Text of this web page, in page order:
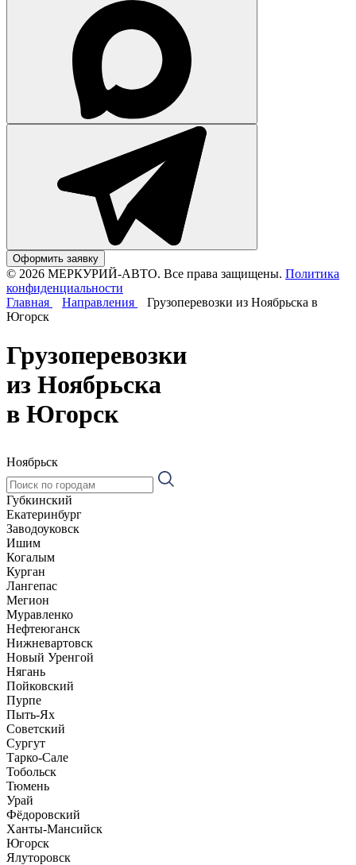
Оформить заявку
© 2026 МЕРКУРИЙ-АВТО. Все права защищены. Политика
конфиденциальности
Главная
Направления
Грузоперевозки из Ноябрьска в
Югорск
Грузоперевозки
из Ноябрьска
в Югорск
Ноябрьск
Губкинский
Екатеринбург
Заводоуковск
Ишим
Когалым
Курган
Лангепас
Мегион
Муравленко
Нефтеюганск
Нижневартовск
Новый Уренгой
Нягань
Пойковский
Пурпе
Пыть-Ях
Советский
Сургут
Тарко-Сале
Тобольск
Тюмень
Урай
Фёдоровский
Ханты-Мансийск
Югорск
Ялуторовск